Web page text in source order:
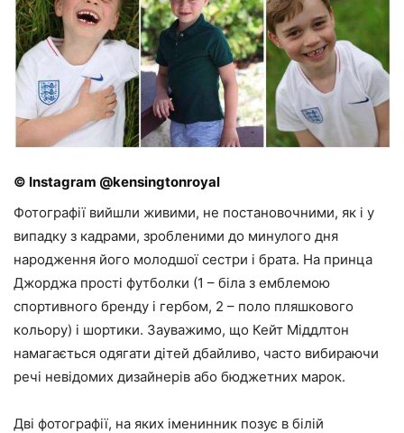
© Instagram @kensingtonroyal
Фотографії вийшли живими, не постановочними, як і у
випадку з кадрами, зробленими до минулого дня
народження його молодшої сестри і брата. На принца
Джорджа прості футболки (1 – біла з емблемою
спортивного бренду і гербом, 2 – поло пляшкового
кольору) і шортики. Зауважимо, що Кейт Міддлтон
намагається одягати дітей дбайливо, часто вибираючи
речі невідомих дизайнерів або бюджетних марок.
Дві фотографії, на яких іменинник позує в білій